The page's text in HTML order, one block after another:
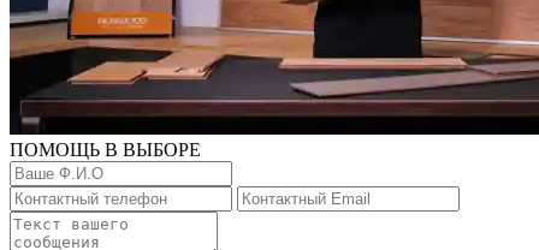
ПОМОЩЬ В ВЫБОРЕ